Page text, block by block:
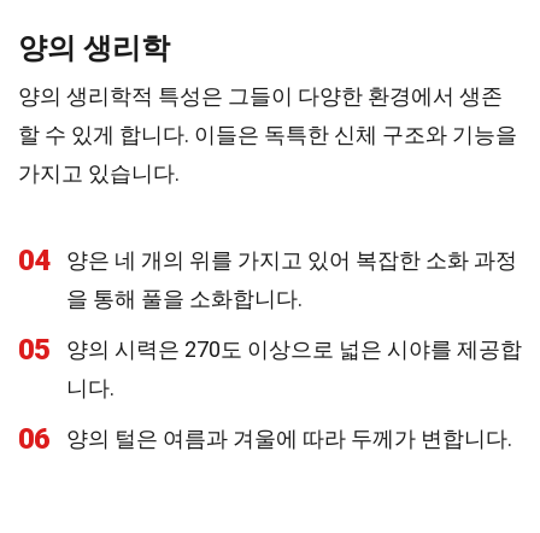
양의 생리학
양의 생리학적 특성은 그들이 다양한 환경에서 생존
할 수 있게 합니다. 이들은 독특한 신체 구조와 기능을
가지고 있습니다.
04
양은 네 개의 위를 가지고 있어 복잡한 소화 과정
을 통해 풀을 소화합니다.
05
양의 시력은 270도 이상으로 넓은 시야를 제공합
니다.
06 양의 털은 여름과 겨울에 따라 두께가 변합니다.